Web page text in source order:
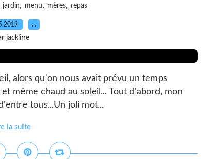
jardin, menu, mères, repas
…
jackline
alors qu'on nous avait prévu un temps
même chaud au soleil... Tout d'abord, mon
tous...Un joli mot...
la suite